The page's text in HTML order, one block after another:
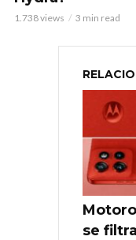
1.738 views 3 min read
se